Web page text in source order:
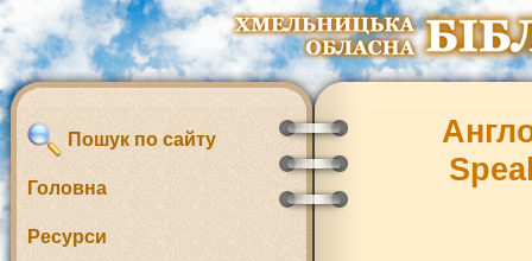
Пошук по сайту
Головна
Ресурси